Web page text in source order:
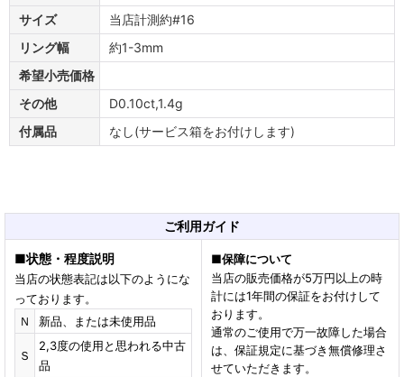
サイズ
当店計測約#16
リング幅
約1-3mm
希望小売価格
その他
D0.10ct,1.4g
付属品
なし(サービス箱をお付けします)
ご利用ガイド
■状態・程度説明
当店の状態表記は以下のようにな
っております。
Ｎ
新品、または未使用品
Ｓ
2,3度の使用と思われる中古
品
■保障について
当店の販売価格が5万円以上の時
計には1年間の保証をお付けして
おります。
通常のご使用で万一故障した場合
は、保証規定に基づき無償修理さ
せていただきます。